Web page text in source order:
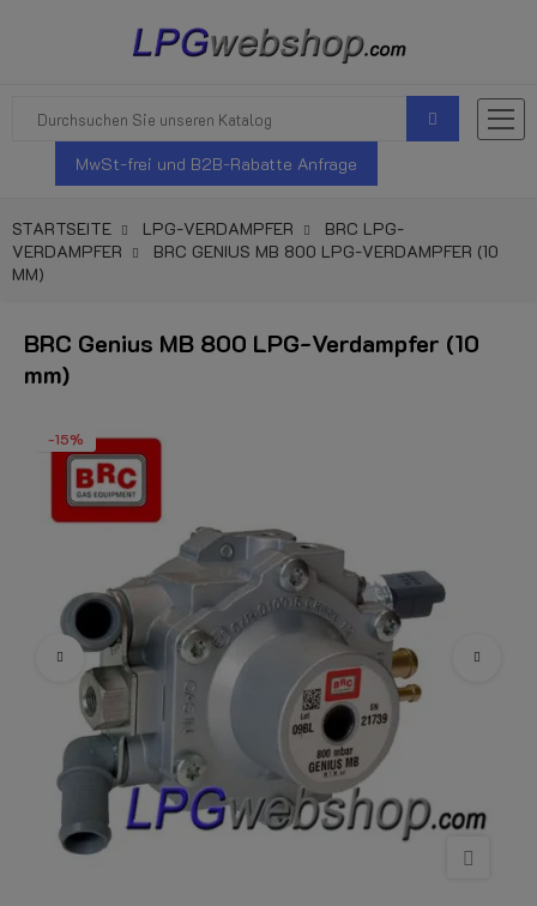
MwSt-frei und B2B-Rabatte Anfrage
STARTSEITE LPG-VERDAMPFER
BRC LPG-
VERDAMPFER
BRC GENIUS MB 800 LPG-VERDAMPFER (10
MM)
BRC Genius MB 800 LPG-Verdampfer (10
mm)
-15%